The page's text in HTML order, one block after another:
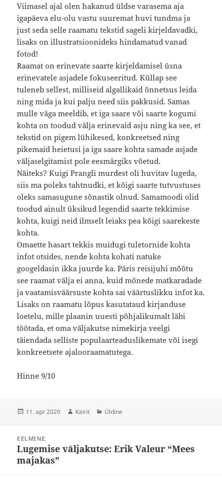
Viimasel ajal olen hakanud üldse varasema aja
igapäeva elu-olu vastu suuremat huvi tundma ja
just seda selle raamatu tekstid sageli kirjeldavadki,
lisaks on illustratsioonideks hindamatud vanad
fotod!
Raamat on erinevate saarte kirjeldamisel üsna
erinevatele asjadele fokuseeritud. Küllap see
tuleneb sellest, milliseid algallikaid õnnetsus leida
ning mida ja kui palju need siis pakkusid. Samas
mulle väga meeldib, et iga saare või saarte kogumi
kohta on toodud välja erinevaid asju ning ka see, et
tekstid on pigem lühikesed, konkreetsed ning
pikemaid heietusi ja iga saare kohta samade asjade
väljaselgitamist pole eesmärgiks võetud.
Näiteks? Kuigi Prangli murdest oli huvitav lugeda,
siis ma poleks tahtnudki, et kõigi saarte tutvustuses
oleks samasugune sõnastik olnud. Samamoodi olid
toodud ainult üksikud legendid saarte tekkimise
kohta, kuigi neid ilmselt leiaks pea kõigi saarekeste
kohta.
Omaette hasart tekkis muidugi tuletornide kohta
infot otsides, nende kohta kohati natuke
googeldasin ikka juurde ka. Päris reisijuhi mõõtu
see raamat välja ei anna, kuid mõnede matkaradade
ja vaatamisväärsuste kohta sai väärtuslikku infot ka.
Lisaks on raamatu lõpus kasutataud kirjanduse
loetelu, mille plaanin uuesti põhjalikumalt läbi
töötada, et oma väljakutse nimekirja veelgi
täiendada selliste populaarteaduslikemate või isegi
konkreetsete ajalooraamatutega.
Hinne 9/10
Postitatud
11. apr 2020 Autor
Kairit Rubriigid
Üldine
EELMINE
Eelmine
postitus:
Lugemise väljakutse: Erik Valeur “Mees
majakas”